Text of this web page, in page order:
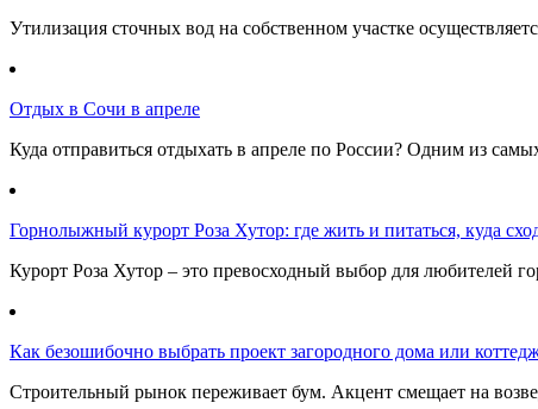
Утилизация сточных вод на собственном участке
Отдых в Сочи в апреле
Куда отправиться отдыхать в апреле по России? Одним из
Горнолыжный курорт Роза Хутор: где жить и питаться, куда
Курорт Роза Хутор – это превосходный выбор для любителей
Как безошибочно выбрать проект загородного дома или
Строительный рынок переживает бум. Акцент смещает на